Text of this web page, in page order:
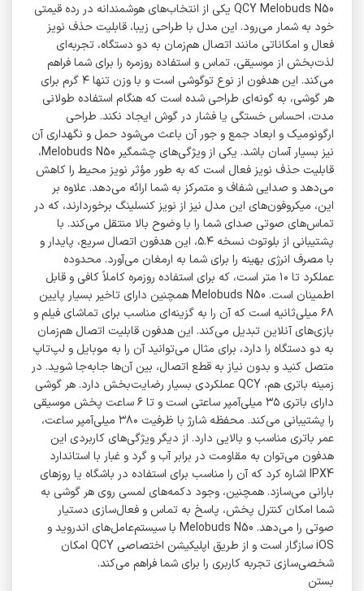
QCY Melobuds N50 یکی از انتخاب‌های هوشمندانه در رده قیمتی
خود به شمار می‌رود. این مدل با طراحی زیبا، قابلیت حذف نویز
فعال و امکاناتی مانند اتصال هم‌زمان به دو دستگاه، تجربه‌ای
لذت‌بخش از موسیقی، تماس و استفاده روزمره را برای شما فراهم
می‌کند. این هدفون از نوع توگوشی است و با وزن تنها ۴ گرم برای
هر گوشی، به‌ گونه‌ای طراحی شده است که هنگام استفاده طولانی
مدت، احساس خستگی یا فشار در گوش ایجاد نکند. طراحی
ارگونومیک و ابعاد جمع‌ و جور آن باعث می‌شود حمل و نگهداری آن
نیز بسیار آسان باشد. یکی از ویژگی‌های چشمگیر Melobuds N50،
قابلیت حذف نویز فعال است که به ‌طور مؤثر نویز محیط را کاهش
می‌دهد و صدایی شفاف و متمرکز به شما ارائه می‌دهد. علاوه بر
این، میکروفون‌های این مدل نیز از نویز کنسلینگ برخوردارند، که در
تماس‌های صوتی صدای شما را با وضوح بالا منتقل می‌کند. با
پشتیبانی از بلوتوث نسخه ۵.۴، این هدفون اتصال سریع، پایدار و
با مصرف انرژی بهینه را برای شما به ارمغان می‌آورد. محدوده
عملکرد تا ۱۰ متر است، که برای استفاده روزمره کاملاً کافی و قابل
اطمینان است. Melobuds N50 همچنین دارای تاخیر بسیار پایین
۶۸ میلی‌ثانیه است که آن را به گزینه‌ای مناسب برای تماشای فیلم و
بازی‌های آنلاین تبدیل می‌کند. این هدفون قابلیت اتصال هم‌زمان
به دو دستگاه را دارد، برای مثال می‌توانید آن را به موبایل و لپ‌تاپ
متصل کنید و بدون نیاز به قطع اتصال، بین آن‌ها جابه‌جا شوید. در
زمینه باتری هم، QCY عملکردی بسیار رضایت‌بخش دارد. هر گوشی
دارای باتری ۳۵ میلی‌آمپر ساعتی است و تا ۶ ساعت پخش موسیقی
را پشتیبانی می‌کند. محفظه شارژ با ظرفیت ۳۸۰ میلی‌آمپر ساعت،
عمر باتری مناسب و بالایی دارد. از دیگر ویژگی‌های کاربردی این
هدفون می‌توان به مقاومت در برابر آب و گرد و غبار با استاندارد
IPX4 اشاره کرد که آن را مناسب برای استفاده در باشگاه یا روزهای
بارانی می‌سازد. همچنین، وجود دکمه‌های لمسی روی هر گوشی به
شما امکان کنترل پخش، پاسخ به تماس و فعال‌سازی دستیار
صوتی را می‌دهد. Melobuds N50 با سیستم‌عامل‌های اندروید و
iOS سازگار است و از طریق اپلیکیشن اختصاصی QCY امکان
شخصی‌سازی تجربه کاربری را برای شما فراهم می‌کند.
بستن